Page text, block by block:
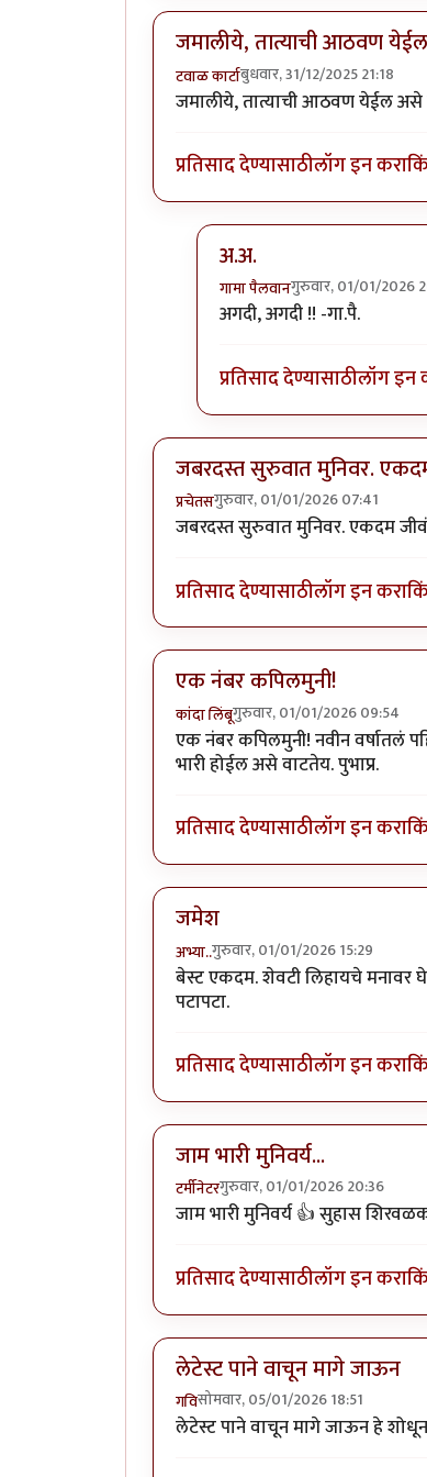
जमालीये, तात्याची आठवण येईल
टवाळ कार्टाबुधवार, 31/12/2025 21:18
जमालीये, तात्याची आठवण येईल
प्रतिसाद देण्यासाठीलॉग इन करा
अ.अ.
गामा पैलवानगुरुवार, 01/01/2026
In reply toजमालीये,
अगदी, अगदी !! -गा.पै.
प्रतिसाद देण्यासाठीलॉग इन
जबरदस्त सुरुवात मुनिवर.
प्रचेतसगुरुवार, 01/01/2026 07:41
जबरदस्त सुरुवात मुनिवर. एकदम
प्रतिसाद देण्यासाठीलॉग इन करा
एक नंबर कपिलमुनी!
कांदा लिंबूगुरुवार, 01/01/2026 09:54
एक नंबर कपिलमुनी! नवीन
भारी होईल असे वाटतेय. पुभाप्र.
प्रतिसाद देण्यासाठीलॉग इन करा
जमेश
अभ्या..गुरुवार, 01/01/2026 15:29
बेस्ट एकदम. शेवटी लिहायचे
पटापटा.
प्रतिसाद देण्यासाठीलॉग इन करा
जाम भारी मुनिवर्य...
टर्मीनेटरगुरुवार, 01/01/2026 20:36
जाम भारी मुनिवर्य 👍 सुहास
प्रतिसाद देण्यासाठीलॉग इन करा
लेटेस्ट पाने वाचून मागे जाऊन
गविसोमवार, 05/01/2026 18:51
लेटेस्ट पाने वाचून मागे जाऊन हे शोधून